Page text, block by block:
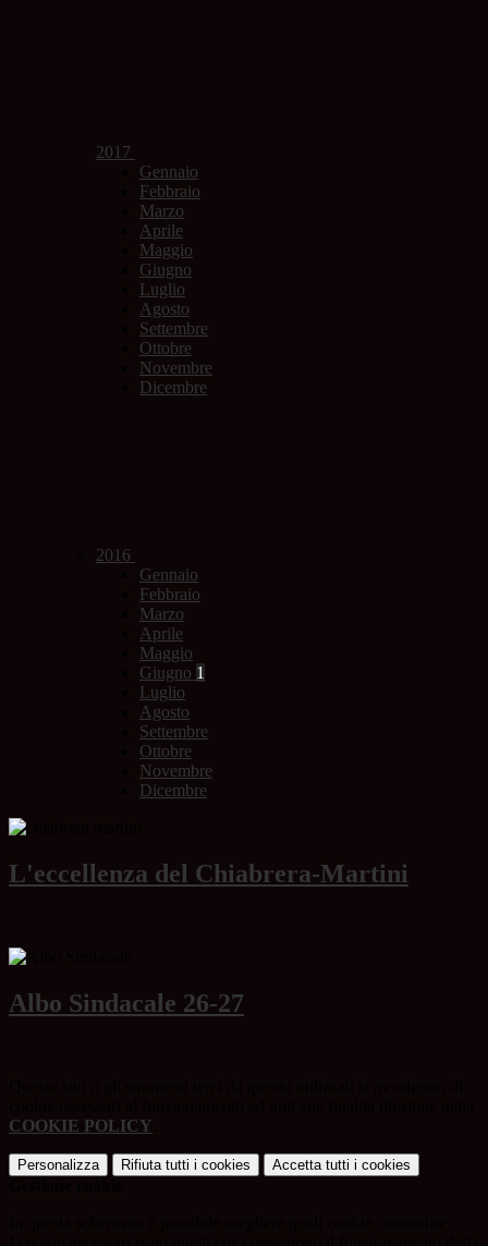
2017
Gennaio
Febbraio
Marzo
Aprile
Maggio
Giugno
Luglio
Agosto
Settembre
Ottobre
Novembre
Dicembre
2016
Gennaio
Febbraio
Marzo
Aprile
Maggio
Giugno 1
Luglio
Agosto
Settembre
Ottobre
Novembre
Dicembre
L'eccellenza del Chiabrera-Martini
Albo Sindacale 26-27
COOKIE POLICY
Personalizza Rifiuta tutti i cookies Accetta tutti i cookies